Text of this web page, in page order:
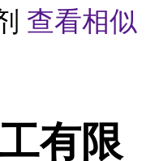
查看相似
有限